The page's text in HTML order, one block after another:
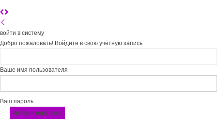
войти в систему
Добро пожаловать! Войдите в свою учётную запись
Ваше имя пользователя
Ваш пароль